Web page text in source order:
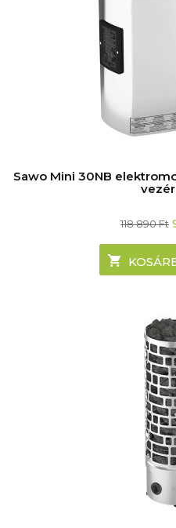
Sawo Mini 30NB
118 890Ft